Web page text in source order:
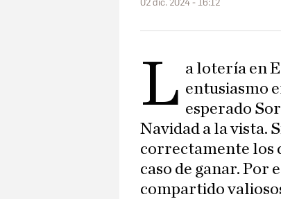
02 dic. 2024 - 16:12
L a lotería en
entusiasmo
esperado
Navidad a la vista.
correctamente los
caso de ganar. Por
compartido